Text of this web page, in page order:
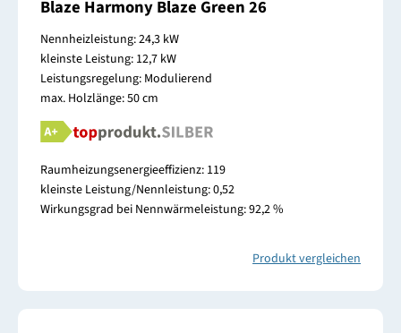
Blaze Harmony Blaze Green 26
Nennheizleistung: 24,3 kW
kleinste Leistung: 12,7 kW
Leistungsregelung: Modulierend
max. Holzlänge: 50 cm
Raumheizungsenergieeffizienz: 119
kleinste Leistung/Nennleistung: 0,52
Wirkungsgrad bei Nennwärmeleistung: 92,2 %
Produkt vergleichen